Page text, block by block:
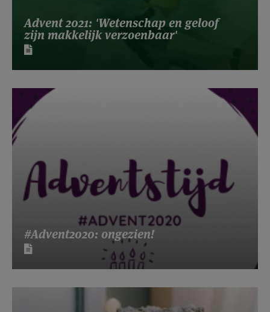
Advent 2021: 'Wetenschap en geloof
zijn makkelijk verzoenbaar'
#Advent2020: ongezien!